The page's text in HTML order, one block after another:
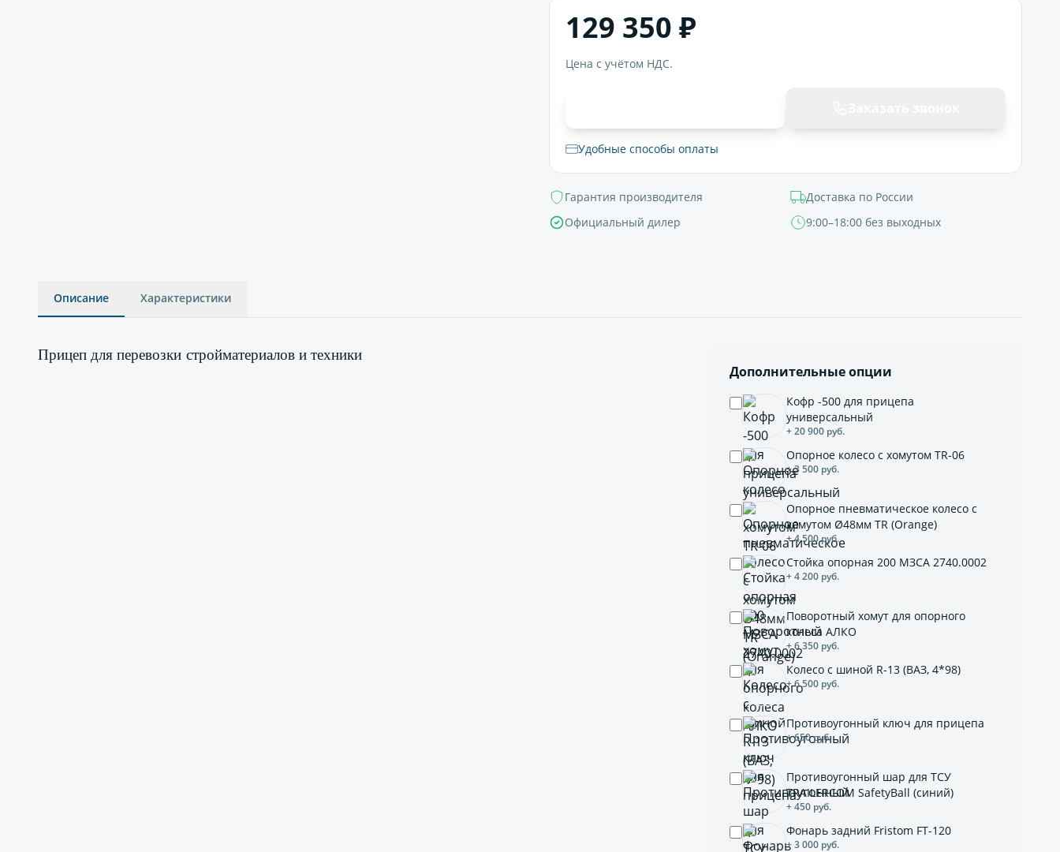
129 350 ₽
Цена с учётом НДС.
Удобные способы оплаты
Гарантия производителя
Доставка по России
Официальный дилер
9:00–18:00 без выходных
Описание Характеристики
Прицеп для перевозки стройматериалов и техники
Дополнительные опции
Кофр -500 для прицепа
универсальный
+ 20 900 руб.
Опорное колесо с хомутом TR-06
+ 3 500 руб.
Опорное пневматическое колесо с
хомутом Ø48мм TR (Orange)
+ 4 500 руб.
Стойка опорная 200 МЗСА 2740.0002
+ 4 200 руб.
Поворотный хомут для опорного
колеса АЛКО
+ 6 350 руб.
Колесо с шиной R-13 (ВАЗ, 4*98)
+ 6 500 руб.
Противоугонный ключ для прицепа
+ 650 руб.
Противоугонный шар для ТСУ
TRAILERCOM SafetyBall (синий)
+ 450 руб.
Фонарь задний Fristom FT-120
+ 3 000 руб.